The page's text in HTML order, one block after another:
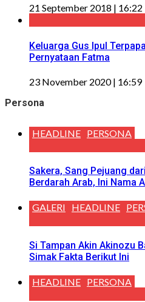
21 September 2018 | 16:22
Keluarga Gus Ipul
Pernyataan Fatma
23 November 2020 | 16:59
Persona
HEADLINE PERSONA
Sakera, Sang Pejuang
Berdarah Arab, Ini Nama
GALERI HEADLINE
Si Tampan Akin Akinozu
Simak Fakta Berikut Ini
HEADLINE PERSONA